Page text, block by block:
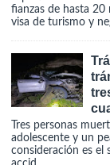
fianzas de hasta 20
visa de turismo y
Tres personas
adolescente y un
consideración es el